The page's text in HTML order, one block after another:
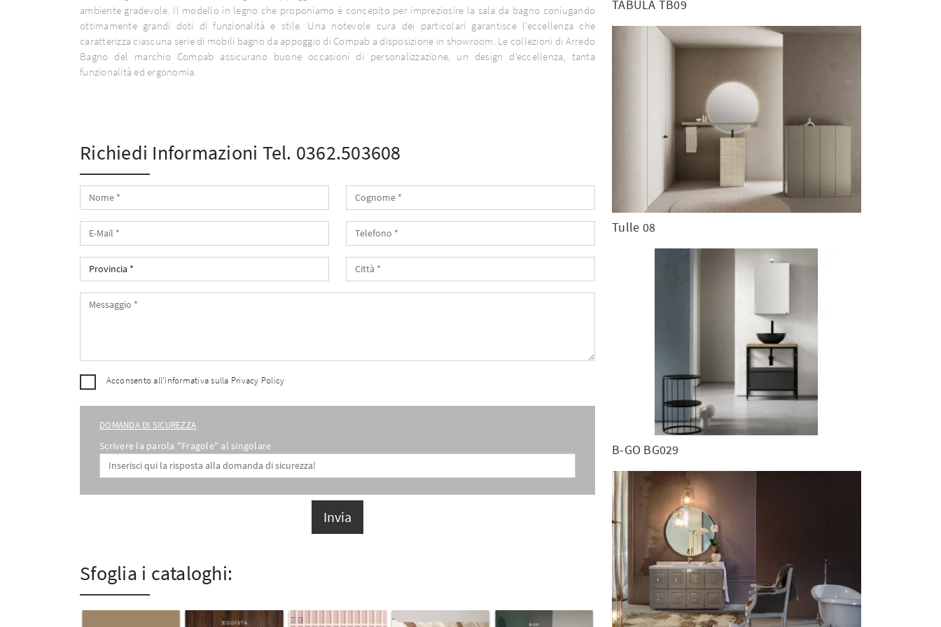
ambiente gradevole. Il modello in legno che proponiamo è concepito per impreziosire la sala da bagno coniugando
ottimamente grandi doti di funzionalità e stile. Una notevole cura dei particolari garantisce l'eccellenza che
caratterizza ciascuna serie di mobili bagno da appoggio di Compab a disposizione in showroom. Le collezioni di Arredo
Bagno del marchio Compab assicurano buone occasioni di personalizzazione, un design d'eccellenza, tanta
funzionalità ed ergonomia.
Richiedi Informazioni Tel. 0362.503608
Acconsento all'informativa sulla Privacy Policy
DOMANDA DI SICUREZZA
Scrivere la parola "Fragole" al singolare
Invia
Sfoglia i cataloghi:
TABULA TB09
Tulle 08
B-GO BG029